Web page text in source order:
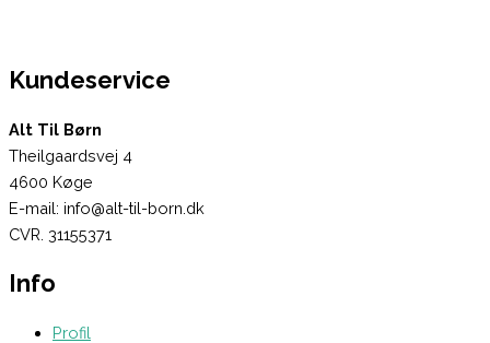
Kundeservice
Alt Til Børn
Theilgaardsvej 4
4600 Køge
E-mail: info@alt-til-born.dk
CVR. 31155371
Info
Profil